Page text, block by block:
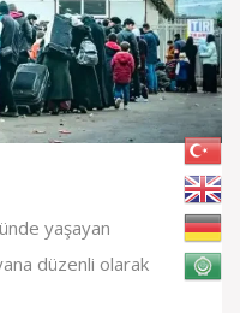
yaşayan
düzenli olarak